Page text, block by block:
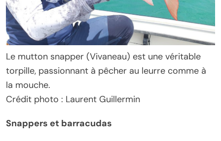
Le mutton snapper (Vivaneau) est une véritable
torpille, passionnant à pêcher au leurre comme à
la mouche.
Crédit photo : Laurent Guillermin
Snappers et barracudas